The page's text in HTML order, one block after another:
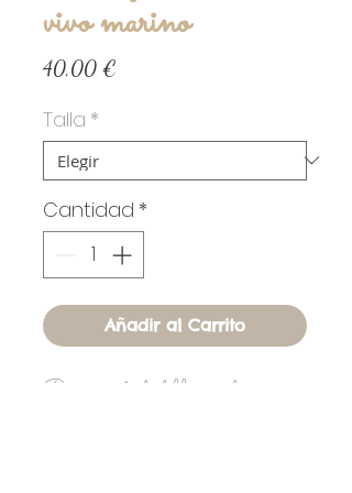
vivo marino
40,00 €
Talla *
Cantidad *
Añadir al Carrito
Pijama corto de doble gasa de